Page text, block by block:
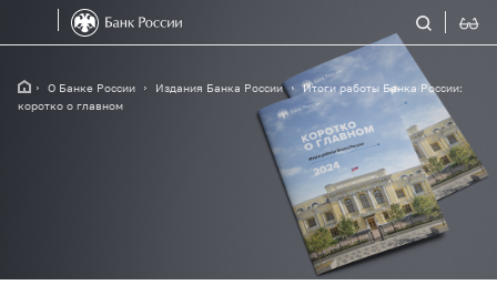
О Банке России Издания Банка России
Итоги работы Банка России:
коротко о главном